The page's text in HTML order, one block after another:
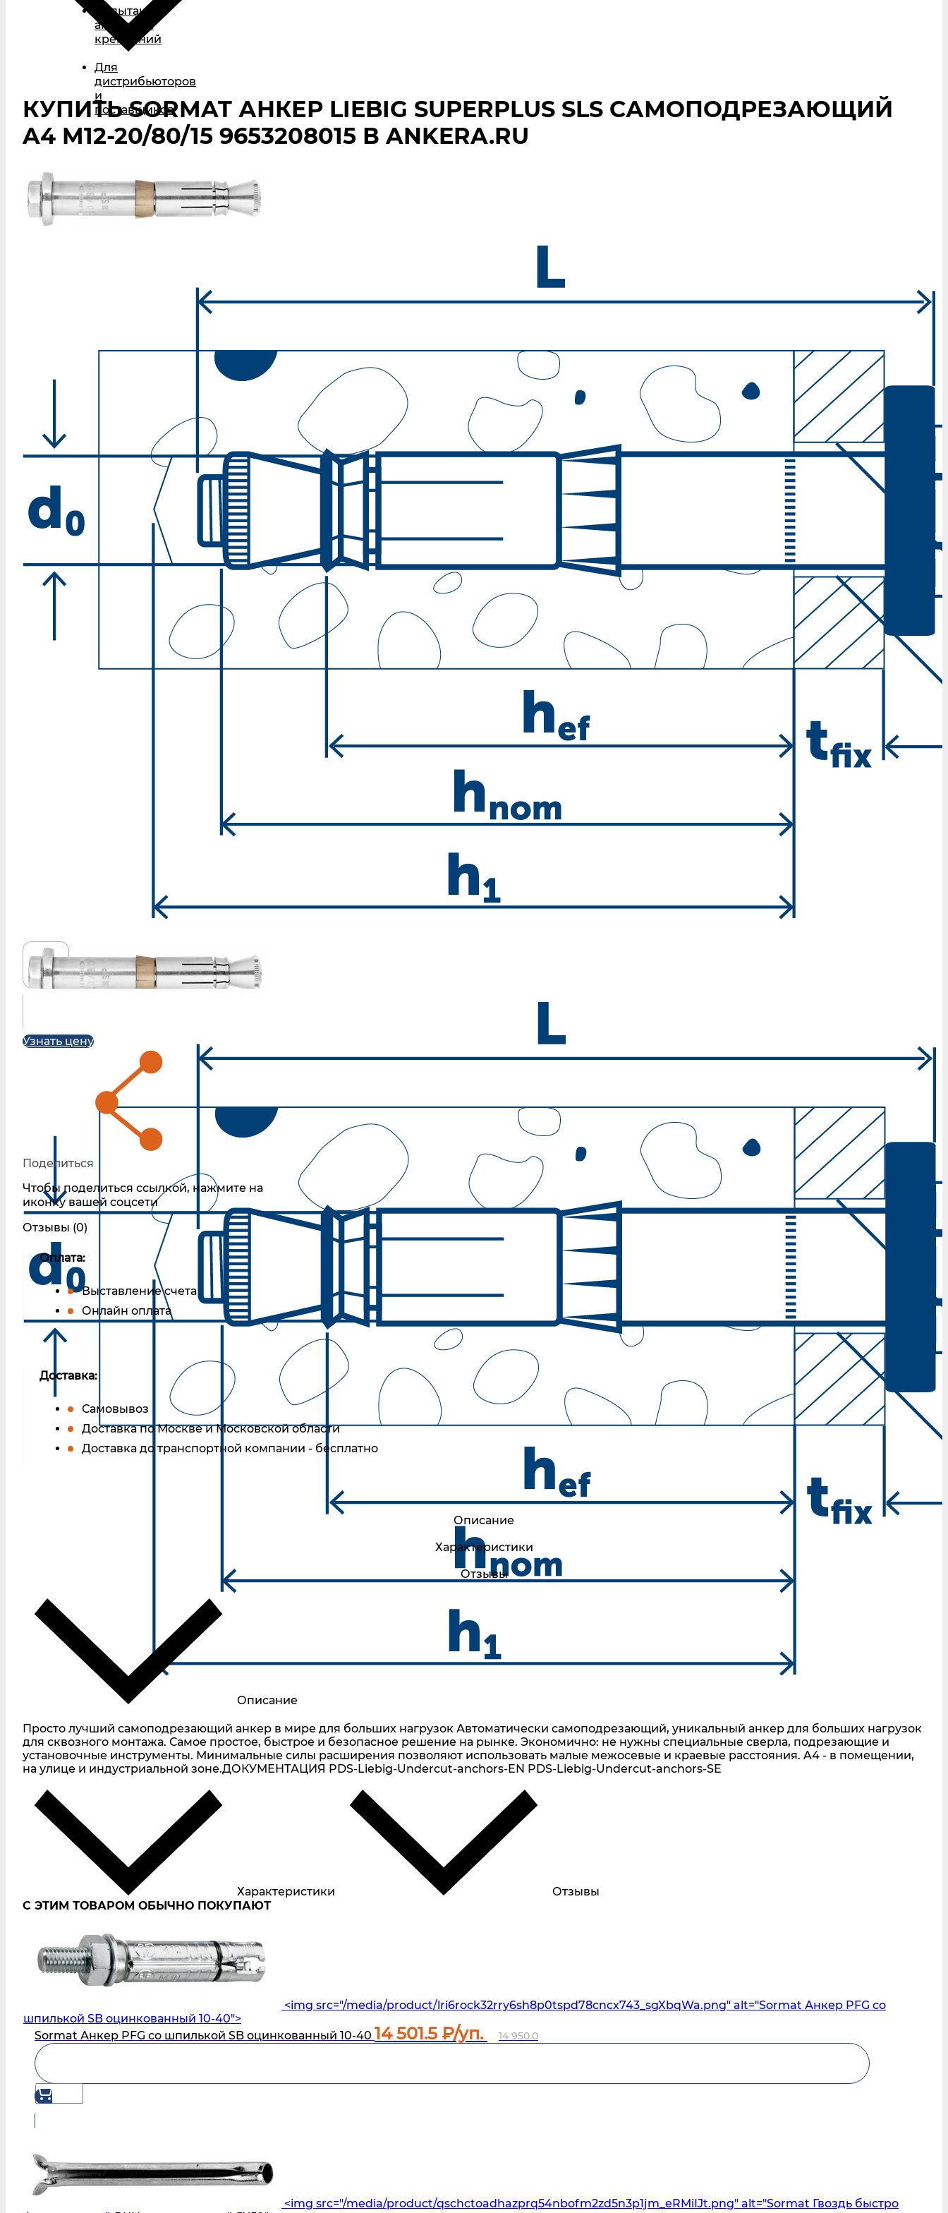
Испытания
анкерных
креплений
Для
дистрибьюторов
и
поставщиков
КУПИТЬ SORMAT АНКЕР LIEBIG SUPERPLUS SLS САМОПОДРЕЗАЮЩИЙ
A4 M12-20/80/15 9653208015 В ANKERA.RU
Узнать цену
Поделиться
Чтобы поделиться ссылкой, нажмите на
иконку вашей соцсети
Отзывы (0)
Оплата:
Выставление счета
Онлайн оплата
Доставка:
Самовывоз
Доставка по Москве и Московской области
Доставка до транспортной компании - бесплатно
Описание
Характеристики
Отзывы
Описание
Просто лучший самоподрезающий анкер в мире для больших нагрузок Автоматически самоподрезающий, уникальный анкер для больших нагрузок
для сквозного монтажа. Самое простое, быстрое и безопасное решение на рынке. Экономично: не нужны специальные сверла, подрезающие и
установочные инструменты. Минимальные силы расширения позволяют использовать малые межосевые и краевые расстояния. A4 - в помещении,
на улице и индустриальной зоне.ДОКУМЕНТАЦИЯ PDS-Liebig-Undercut-anchors-EN PDS-Liebig-Undercut-anchors-SE
Характеристики
Отзывы
С ЭТИМ ТОВАРОМ ОБЫЧНО ПОКУПАЮТ
<img src="/media/product/lri6rock32rry6sh8p0tspd78cncx743_sgXbqWa.png" alt="Sormat Анкер PFG со
шпилькой SB оцинкованный 10-40">
Sormat Анкер PFG со шпилькой SB оцинкованный 10-40 14 501.5 ₽/уп. 14 950.0
<img src="/media/product/qschctoadhazprq54nbofm2zd5n3p1jm_eRMiIJt.png" alt="Sormat Гвоздь быстро